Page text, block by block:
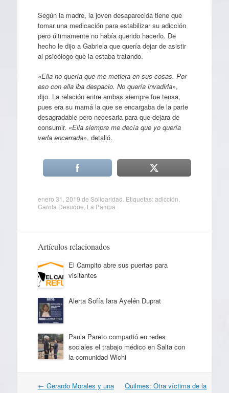
Según la madre, la joven desaparecida tiene que
tomar una medicación para estabilizar su adicción
pero últimamente no había querido hacerlo. De
hecho le dijo a Gabriela que quería dejar de asistir
al psicólogo que la estaba tratando.
«Ella no quería que me metiera en sus cosas. Por
eso con ella iba despacio. No quería invadirla»,
dijo. La relación entre ambas siempre fue tensa,
pues era su mamá la que se encargaba de la parte
desagradable pero necesaria para que dejara de
consumir. «Ella siempre me decía que yo quería
verla encerrada», detalló.
enero 31, 2019 de Solidaridad . Etiquetas:adicción
Carola Desuque La Pampa
Artículos relacionados
El Campito abre sus puertas para
visitantes
Alerta Sofía Iara Ayelén Duprat
Paula Pareto compartió en redes
sociales el trabajo médico en Salta con
la comunidad Wichi
Navegación
← Gerardo Morales y una
Quilmes: Otra víctima de la